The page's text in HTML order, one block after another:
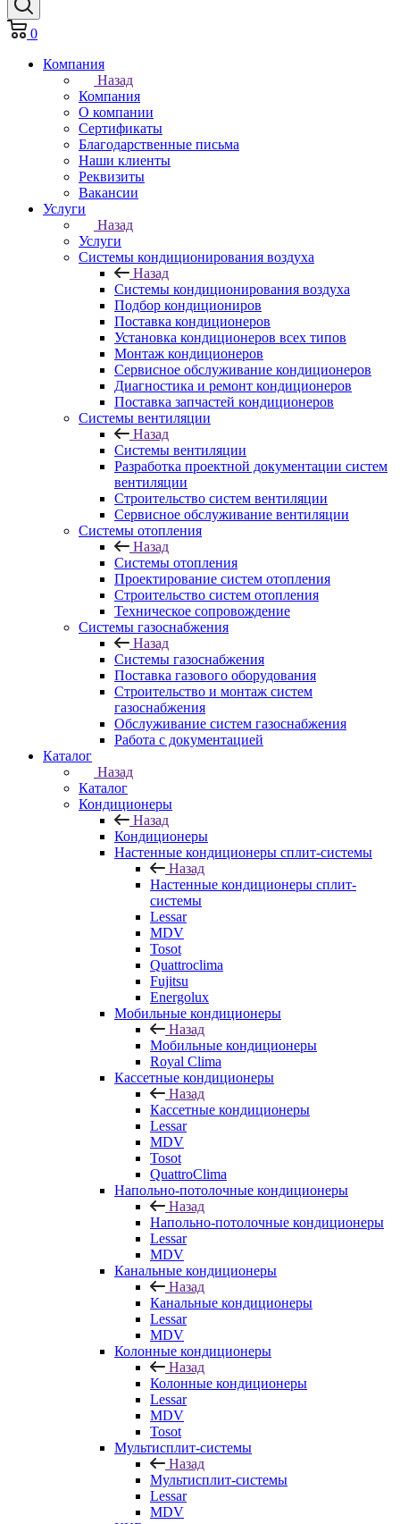
0
Компания
Назад
Компания
О компании
Сертификаты
Благодарственные письма
Наши клиенты
Реквизиты
Вакансии
Услуги
Назад
Услуги
Системы кондиционирования воздуха
Назад
Системы кондиционирования воздуха
Подбор кондициониров
Поставка кондиционеров
Установка кондиционеров всех типов
Монтаж кондиционеров
Сервисное обслуживание кондиционеров
Диагностика и ремонт кондиционеров
Поставка запчастей кондиционеров
Системы вентиляции
Назад
Системы вентиляции
Разработка проектной документации систем
вентиляции
Строительство систем вентиляции
Сервисное обслуживание вентиляции
Системы отопления
Назад
Системы отопления
Проектирование систем отопления
Строительство систем отопления
Техническое сопровождение
Системы газоснабжения
Назад
Системы газоснабжения
Поставка газового оборудования
Строительство и монтаж систем
газоснабжения
Обслуживание систем газоснабжения
Работа с документацией
Каталог
Назад
Каталог
Кондиционеры
Назад
Кондиционеры
Настенные кондиционеры сплит-системы
Назад
Настенные кондиционеры сплит-
системы
Lessar
MDV
Tosot
Quattroclima
Fujitsu
Energolux
Мобильные кондиционеры
Назад
Мобильные кондиционеры
Royal Clima
Кассетные кондиционеры
Назад
Кассетные кондиционеры
Lessar
MDV
Tosot
QuattroClima
Напольно-потолочные кондиционеры
Назад
Напольно-потолочные кондиционеры
Lessar
MDV
Канальные кондиционеры
Назад
Канальные кондиционеры
Lessar
MDV
Колонные кондиционеры
Назад
Колонные кондиционеры
Lessar
MDV
Tosot
Мультисплит-системы
Назад
Мультисплит-системы
Lessar
MDV